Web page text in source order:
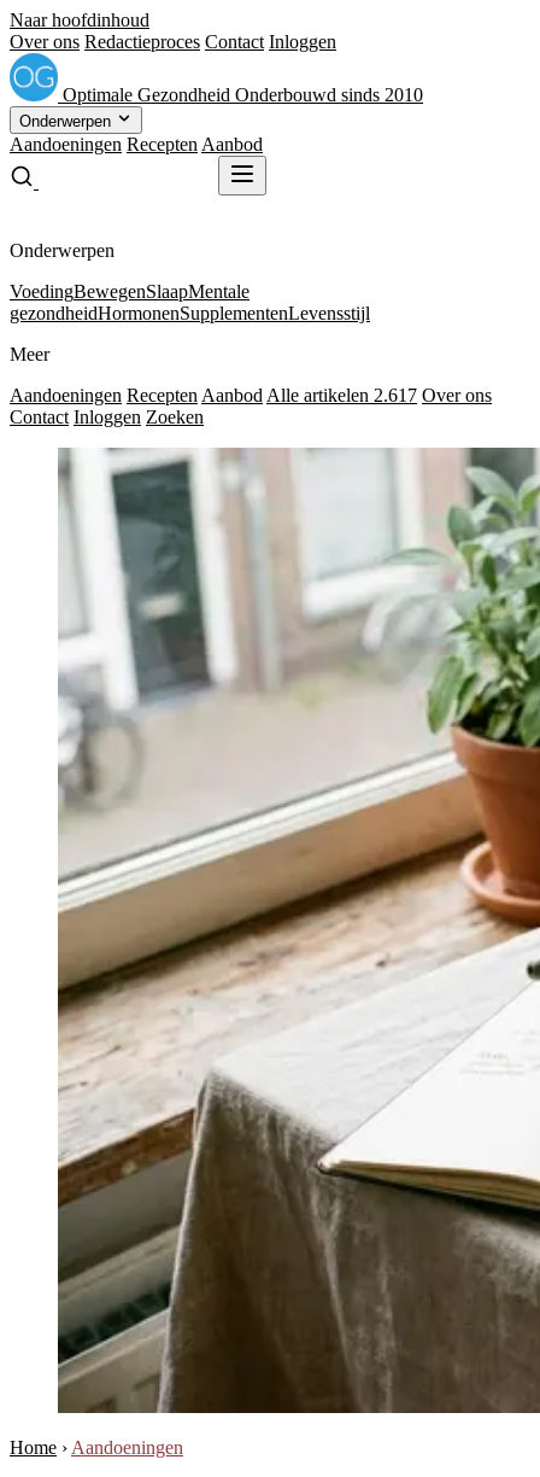
Naar hoofdinhoud
Over ons Redactieproces Contact Inloggen
Optimale Gezondheid Onderbouwd sinds 2010
Onderwerpen
Aandoeningen Recepten Aanbod
Onderwerpen
VoedingBewegenSlaapMentale
gezondheidHormonenSupplementenLevensstijl
Meer
Aandoeningen Recepten Aanbod Alle artikelen 2.617 Over ons
Contact Inloggen Zoeken
Home › Aandoeningen